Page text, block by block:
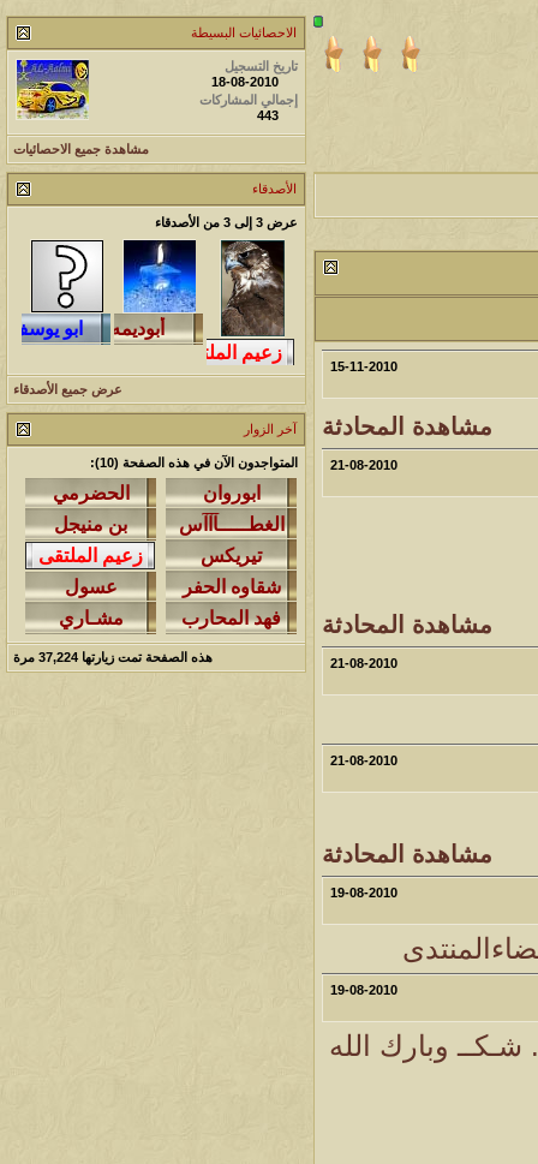
المشاهدات
آخر مشاركة
177576 آخر رد:محمد الخضيري
آخر مشاركة
آخر رد:محمد الخضيري
24
212792 آخر رد:محمد الخضيري
المشاهدات
آخر مشاركة
آخر رد: محمد الخضيري
مشاركات المشاهدات
آخر مشاركة
1324
640908 احمد جابر
مشاركات المشاهدات
آخر مشاركة
آخر رد:خلف المهدي
آخر مشاركة
آخر رد:ابن صلفيق
مشاركات المشاهدات آخر مشاركة
100305 آخر رد:الميآسية
15-11-2010
مشاهدة المحادثة
21-08-2010
مشاهدة المحادثة
21-08-2010
21-08-2010
مشاهدة المحادثة
19-08-2010
19-08-2010
وبارك الله
الاحصائيات البسيطة
تاريخ التسجيل
18-08-2010
إجمالي المشاركات
443
مشاهدة جميع الاحصائيات
الأصدقاء
عرض 3 إلى 3 من الأصدقاء
عرض جميع الأصدقاء
آخر الزوار
المتواجدون الآن في هذه الصفحة (10):
هذه الصفحة تمت زيارتها 37,224 مرة